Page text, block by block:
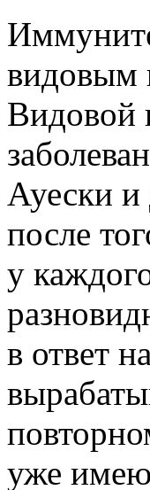
видовым
Видовой
Ауески
после
у
в ответ
уже